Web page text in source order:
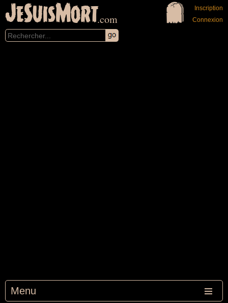
JeSuisMort.com
Menu
Inscription
Connexion